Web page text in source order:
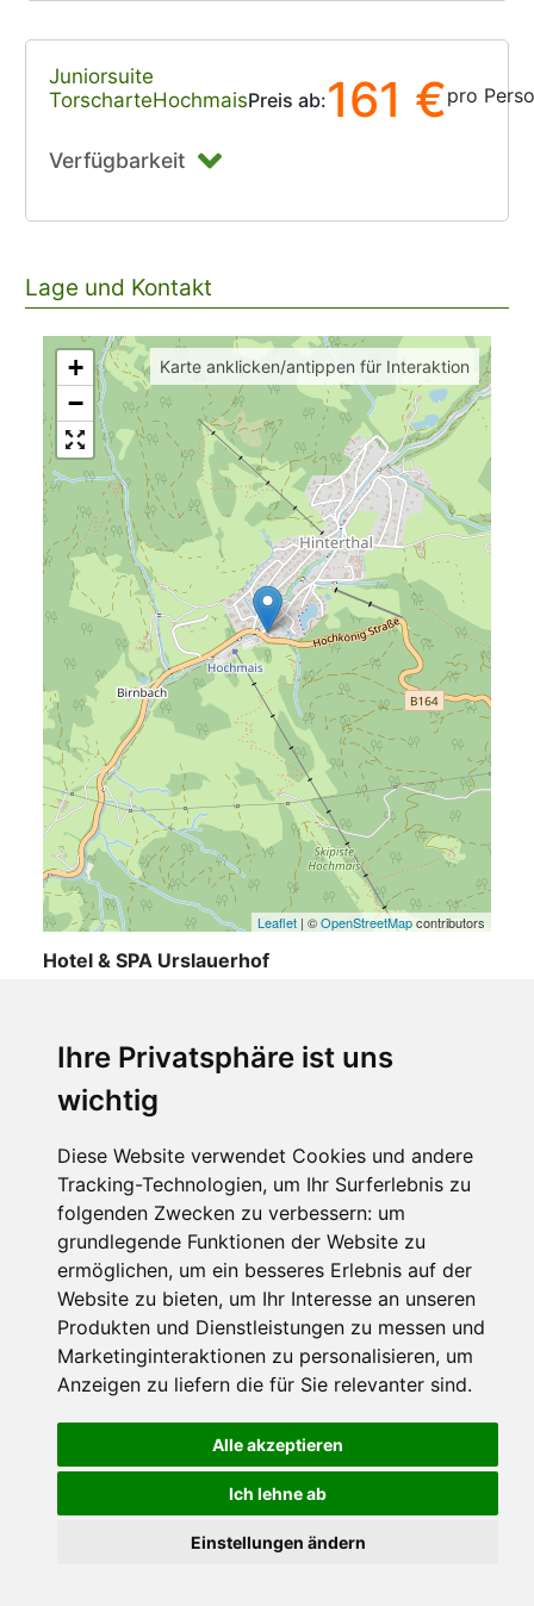
Ihre Privatsphäre ist uns
wichtig
Diese Website verwendet Cookies und andere
Tracking-Technologien, um Ihr Surferlebnis zu
folgenden Zwecken zu verbessern: um
grundlegende Funktionen der Website zu
ermöglichen, um ein besseres Erlebnis auf der
Website zu bieten, um Ihr Interesse an unseren
Produkten und Dienstleistungen zu messen und
Marketinginteraktionen zu personalisieren, um
Anzeigen zu liefern die für Sie relevanter sind.
Alle akzeptieren
Ich lehne ab
Einstellungen ändern
Juniorsuite
TorscharteHochmaisPreis ab:161 €pro
Verfügbarkeit
Lage und Kontakt
+
−
Leaflet | ©OpenStreetMapcontributors
Karte anklicken/antippen für Interaktion
Hotel & SPA Urslauerhof
Salzburger Land
+43 6584 8164
Datenschutzbedingungen
Nutzungsbedingungen Impressum Kontakt
Copyright © Schneemenschen GmbH 2026